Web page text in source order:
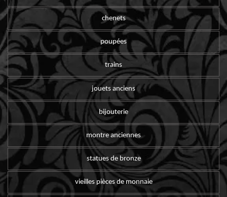
chenets
poupées
trains
jouets anciens
bijouterie
montre anciennes
statues de bronze
vieilles pièces de monnaie